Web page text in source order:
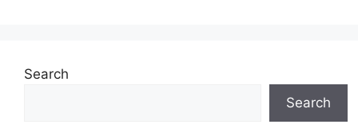
Search
Search